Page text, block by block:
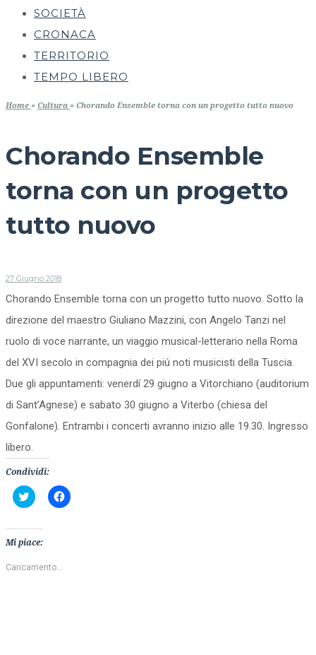
SOCIETÀ
CRONACA
TERRITORIO
TEMPO LIBERO
Home » Cultura » Chorando Ensemble torna con un progetto tutto nuovo
Chorando Ensemble
torna con un progetto
tutto nuovo
27 Giugno 2018
Chorando Ensemble torna con un progetto tutto nuovo. Sotto la
direzione del maestro Giuliano Mazzini, con Angelo Tanzi nel
ruolo di voce narrante, un viaggio musical-letterario nella Roma
del XVI secolo in compagnia dei piú noti musicisti della Tuscia.
Due gli appuntamenti: venerdí 29 giugno a Vitorchiano (auditorium
di Sant’Agnese) e sabato 30 giugno a Viterbo (chiesa del
Gonfalone). Entrambi i concerti avranno inizio alle 19.30. Ingresso
libero.
Condividi:
Fai
clic
condividere
su
Twitter
apre
Fai
clic
Mi piace:
Caricamento...